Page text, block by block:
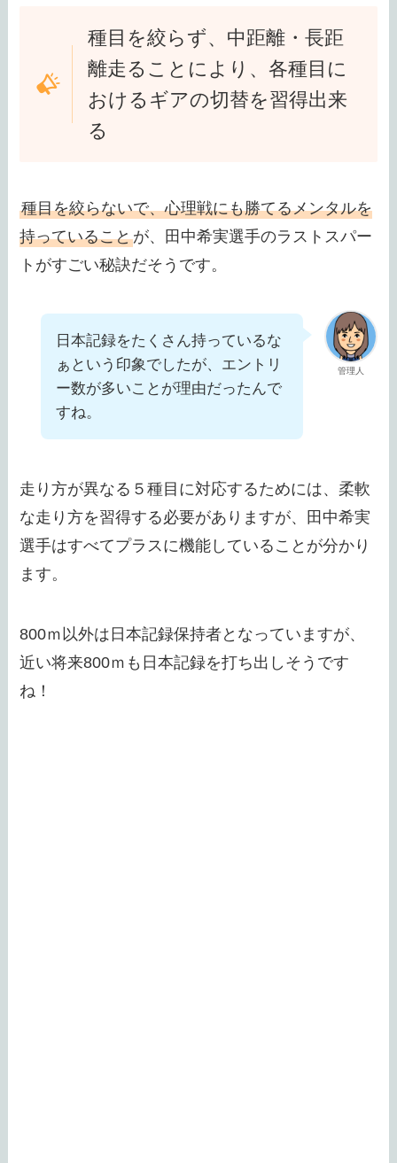
種目を絞らず、中距離・長距
離走ることにより、各種目に
おけるギアの切替を習得出来
る
種目を絞らないで、心理戦にも勝てるメンタルを
持っていることが、田中希実選手のラストスパー
トがすごい秘訣だそうです。
管理人
日本記録をたくさん持っているな
ぁという印象でしたが、エントリ
ー数が多いことが理由だったんで
すね。
走り方が異なる５種目に対応するためには、柔軟
な走り方を習得する必要がありますが、田中希実
選手はすべてプラスに機能していることが分かり
ます。
800ｍ以外は日本記録保持者となっていますが、
近い将来800ｍも日本記録を打ち出しそうです
ね！